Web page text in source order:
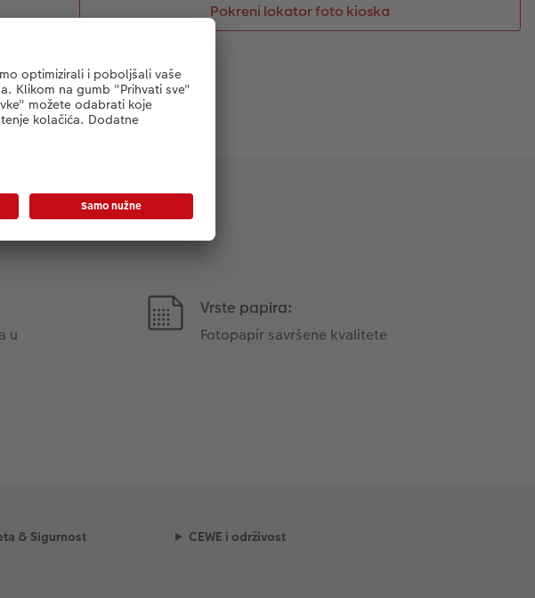
Pokreni lokator foto kioska
u
Vrste papira:
Fotopapir savršene kvalitete
& Sigurnost CEWE i održivost